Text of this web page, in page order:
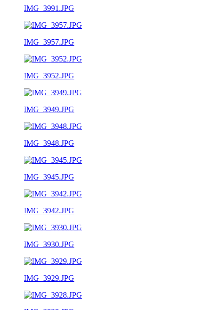
IMG_3991.JPG
IMG_3957.JPG
IMG_3952.JPG
IMG_3949.JPG
IMG_3948.JPG
IMG_3945.JPG
IMG_3942.JPG
IMG_3930.JPG
IMG_3929.JPG